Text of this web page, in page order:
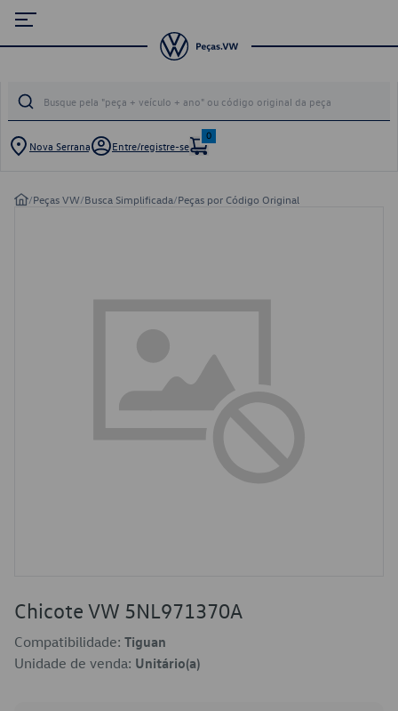
Nova Serrana Entre/registre-se
0
/Peças VW/Busca Simplificada/Peças por Código Original
Chicote VW 5NL971370A
Compatibilidade: Tiguan
Unidade de venda: Unitário(a)